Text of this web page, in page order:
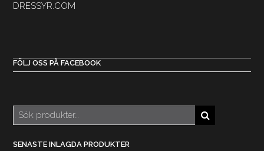
DRESSYR.COM
FÖLJ OSS PÅ FACEBOOK
Sök
efter:
SENASTE INLAGDA PRODUKTER